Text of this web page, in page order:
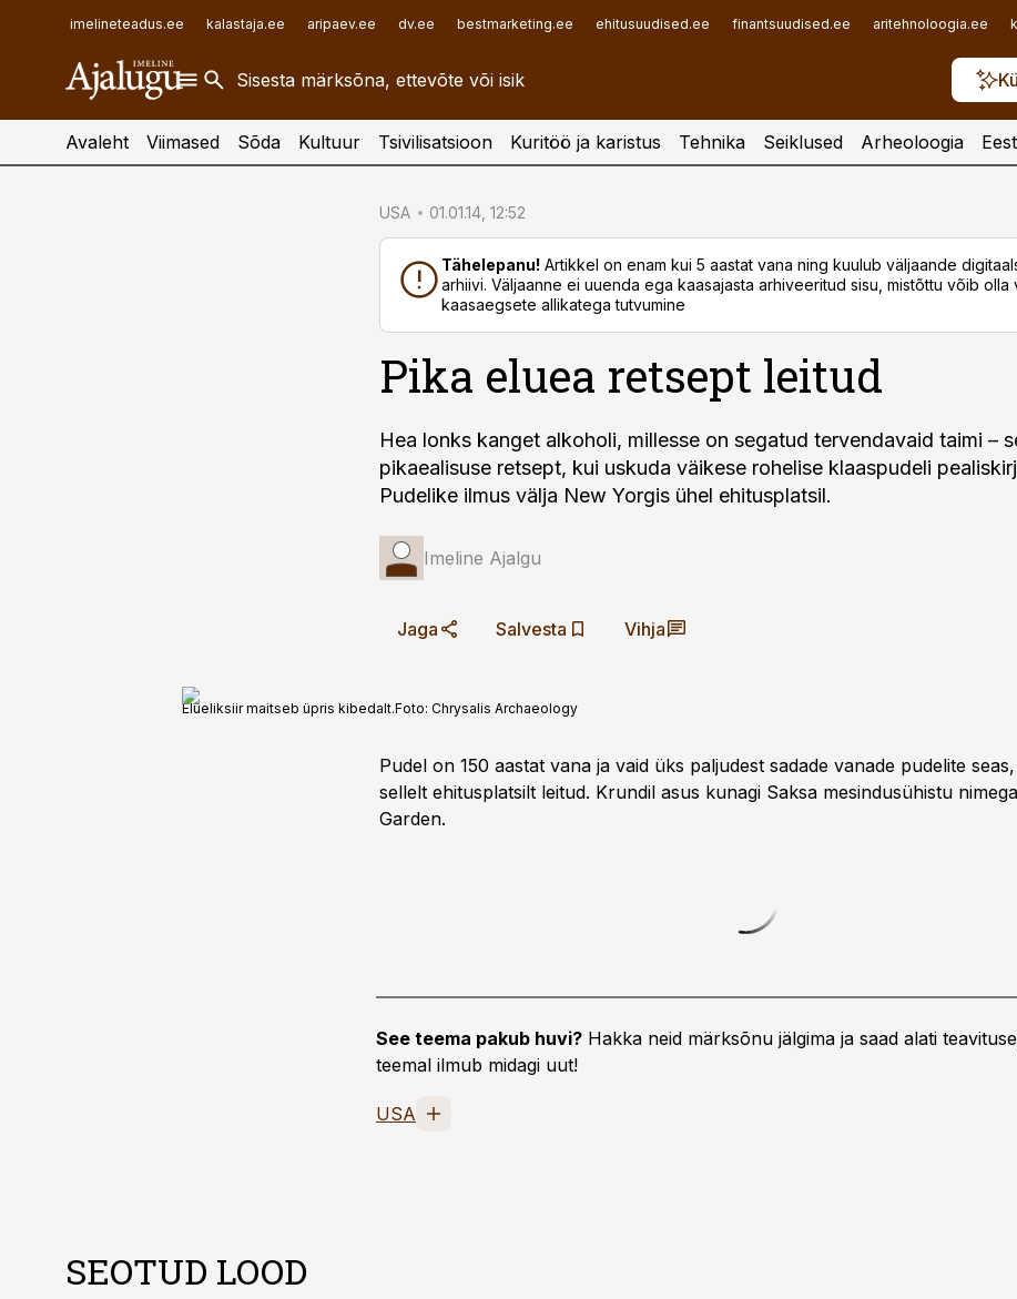
imelineteadus.ee kalastaja.ee aripaev.ee dv.ee bestmarketing.ee ehitusuudised.ee finantsuudised.ee aritehnoloogia.ee
finantsuudised.ee
aritehnoloogia.ee
toostusuudised.ee
Avaleht Viimased Sõda Kultuur Tsivilisatsioon Kuritöö ja karistus Tehnika Seiklused Arheoloogia
USA 01.01.14, 12:52
Tähelepanu! Artikkel on enam kui 5 aastat vana ning kuulub väljaande
arhiivi. Väljaanne ei uuenda ega kaasajasta arhiveeritud sisu, mistõttu võib olla
kaasaegsete allikatega tutvumine
Pika eluea retsept leitud
Hea lonks kanget alkoholi, millesse on segatud tervendavaid taimi –
pikaealisuse retsept, kui uskuda väikese rohelise klaas­pudeli
Pudelike ilmus välja New Yorgis ühel ehitusplatsil.
Imeline Ajalgu
Jaga Salvesta Vihja
Elueliksiir maitseb üpris kibedalt.Foto: Chrysalis Archaeology
Pudel on 150 aastat vana ja vaid üks paljudest sadade vanade pudelite
sellelt ehitusplatsilt leitud. Krundil asus kunagi Saksa mesindusühistu
Garden.
See teema pakub huvi? Hakka neid märksõnu jälgima ja saad alati
teemal ilmub midagi uut!
USA
SEOTUD LOOD